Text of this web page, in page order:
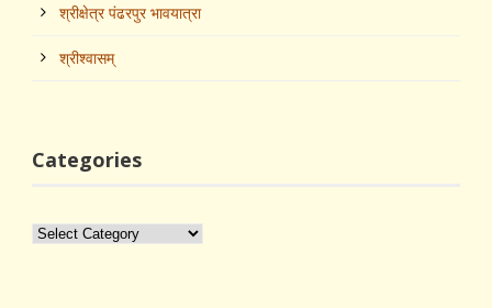
श्रीक्षेत्र पंढरपुर भावयात्रा
श्रीश्‍वासम्
Categories
Categories